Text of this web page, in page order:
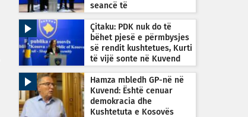
seancë të
orën 22:30
Çitaku: PDK nuk do të
bëhet pjesë e përmbysjes
së rendit kushtetues, Kurti
të vijë sonte në Kuvend
Hamza mbledh GP-në në
Kuvend: Është cenuar
demokracia dhe
Kushtetuta e Kosovës